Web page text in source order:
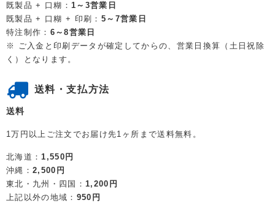
既製品 + 口糊：1～3営業日
既製品 + 口糊 + 印刷： 5～7営業日
特注制作： 6～8営業日
※ ご入金と印刷データが確定してからの、営業日換算（土日祝除
く）となります。
送料・支払方法
送料
1万円以上ご注文でお届け先1ヶ所まで送料無料。
北海道：1,550円
沖縄：2,500円
東北・九州・四国：1,200円
上記以外の地域： 950円